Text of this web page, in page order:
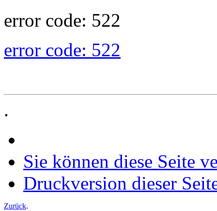
error code: 522
error code: 522
.
Sie können diese Seite
Druckversion dieser
Zurück.